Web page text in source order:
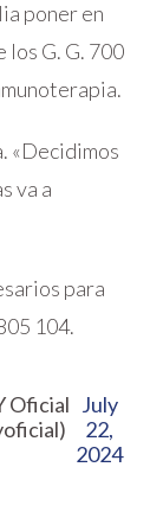
poner en
G. G. 700
«Decidimos
va a
para
104.
Oficial July
22,
2024